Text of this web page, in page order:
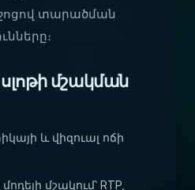
տարածման
սլոթի մշակման
և վիզուալ ոճի
մշակում՝ RTP,